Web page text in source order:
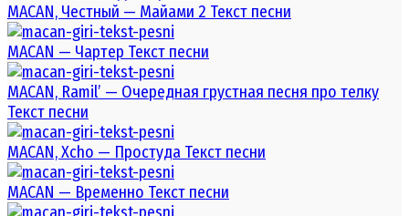
MACAN, Честный — Майами 2 Текст песни
MACAN — Чартер Текст песни
MACAN, Ramil’ — Очередная грустная песня про телку
Текст песни
MACAN, Xcho — Простуда Текст песни
MACAN — Временно Текст песни